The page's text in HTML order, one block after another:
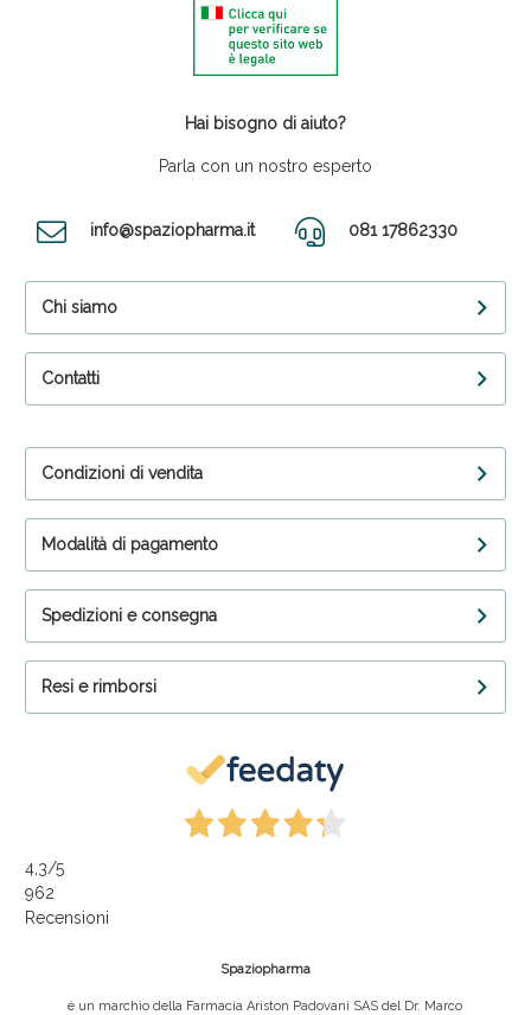
Hai bisogno di aiuto?
Parla con un nostro esperto
info@spaziopharma.it 081 17862330
Chi siamo
Contatti
Condizioni di vendita
Modalità di pagamento
Spedizioni e consegna
Resi e rimborsi
4,3/5
962
Recensioni
Spaziopharma
è un marchio della Farmacia Ariston Padovani SAS del Dr. Marco